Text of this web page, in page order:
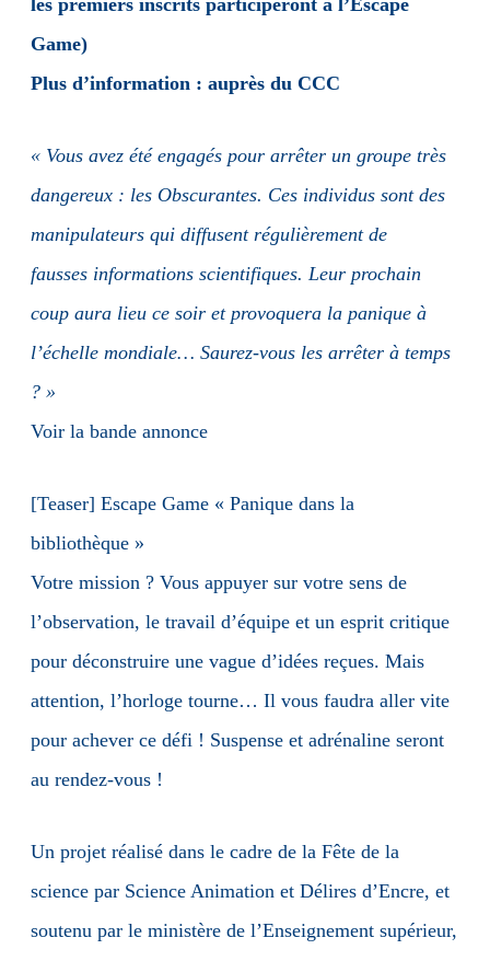
les premiers inscrits participeront à l’Escape
Game)
Plus d’information : auprès du CCC
« Vous avez été engagés pour arrêter un groupe très
dangereux : les Obscurantes. Ces individus sont des
manipulateurs qui diffusent régulièrement de
fausses informations scientifiques. Leur prochain
coup aura lieu ce soir et provoquera la panique à
l’échelle mondiale… Saurez-vous les arrêter à temps
? »
Voir la bande annonce
[Teaser] Escape Game « Panique dans la
bibliothèque »
Votre mission ? Vous appuyer sur votre sens de
l’observation, le travail d’équipe et un esprit critique
pour déconstruire une vague d’idées reçues. Mais
attention, l’horloge tourne… Il vous faudra aller vite
pour achever ce défi ! Suspense et adrénaline seront
au rendez-vous !
Un projet réalisé dans le cadre de la Fête de la
science par Science Animation et Délires d’Encre, et
soutenu par le ministère de l’Enseignement supérieur,